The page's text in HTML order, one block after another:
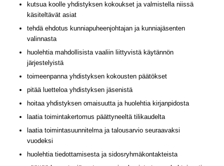
kutsua koolle yhdistyksen kokoukset ja valmistella niissä
käsiteltävät asiat
tehdä ehdotus kunniapuheenjohtajan ja kunniajäsenten
valinnasta
huolehtia mahdollisista vaaliin liittyvistä käytännön
järjestelyistä
toimeenpanna yhdistyksen kokousten päätökset
pitää luetteloa yhdistyksen jäsenistä
hoitaa yhdistyksen omaisuutta ja huolehtia kirjanpidosta
laatia toimintakertomus päättyneeltä tilikaudelta
laatia toimintasuunnitelma ja talousarvio seuraavaksi
vuodeksi
huolehtia tiedottamisesta ja sidosryhmäkontakteista